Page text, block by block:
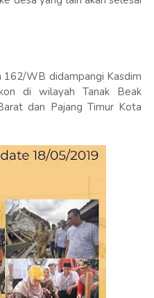
162/WB didampangi Kasdim
di wilayah Tanak Beak
dan Pajang Timur Kota